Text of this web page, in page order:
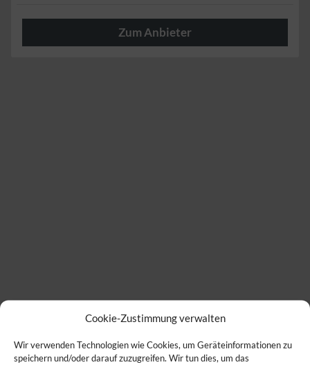
Cookie-Zustimmung verwalten
Wir verwenden Technologien wie Cookies, um Geräteinformationen zu
speichern und/oder darauf zuzugreifen. Wir tun dies, um das
Zum Anbieter